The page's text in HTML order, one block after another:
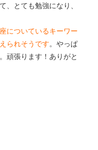
、とても勉強になり、
についているキーワー
られそうです。やっぱ
頑張ります！ありがと